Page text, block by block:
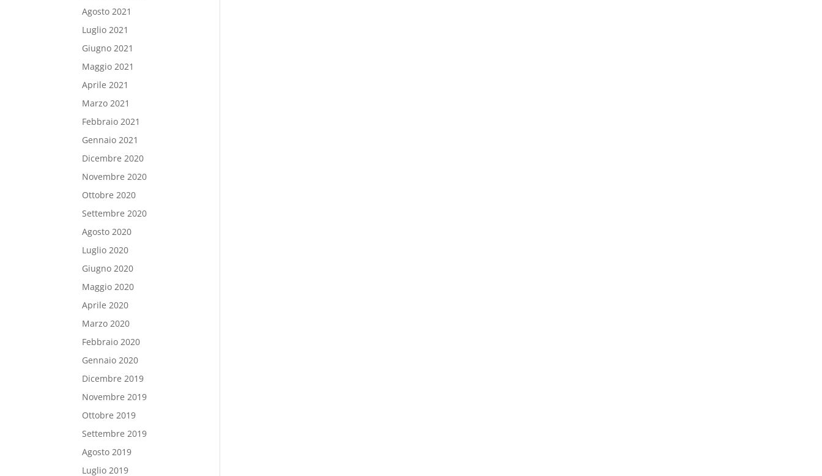
Agosto 2021
Luglio 2021
Giugno 2021
Maggio 2021
Aprile 2021
Marzo 2021
Febbraio 2021
Gennaio 2021
Dicembre 2020
Novembre 2020
Ottobre 2020
Settembre 2020
Agosto 2020
Luglio 2020
Giugno 2020
Maggio 2020
Aprile 2020
Marzo 2020
Febbraio 2020
Gennaio 2020
Dicembre 2019
Novembre 2019
Ottobre 2019
Settembre 2019
Agosto 2019
Luglio 2019